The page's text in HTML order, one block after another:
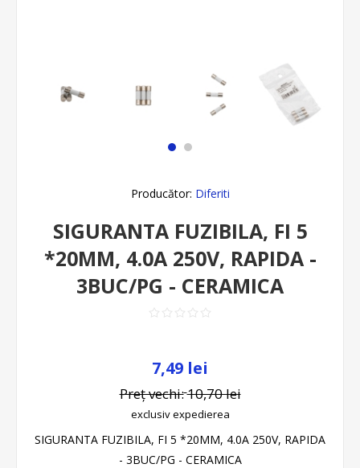
Producător: Diferiti
SIGURANTA FUZIBILA, FI 5
*20MM, 4.0A 250V, RAPIDA -
3BUC/PG - CERAMICA
7,49 lei
Preț vechi:10,70 lei
exclusivexpedierea
SIGURANTA FUZIBILA, FI 5 *20MM, 4.0A 250V, RAPIDA
- 3BUC/PG - CERAMICA